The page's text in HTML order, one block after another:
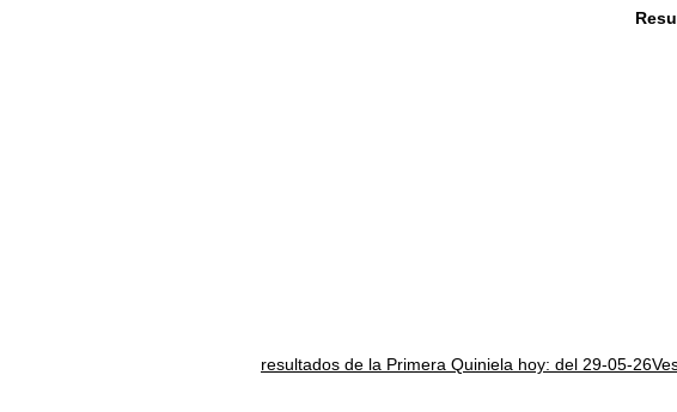
resultados de la Primera Quiniela hoy: del 29-05-